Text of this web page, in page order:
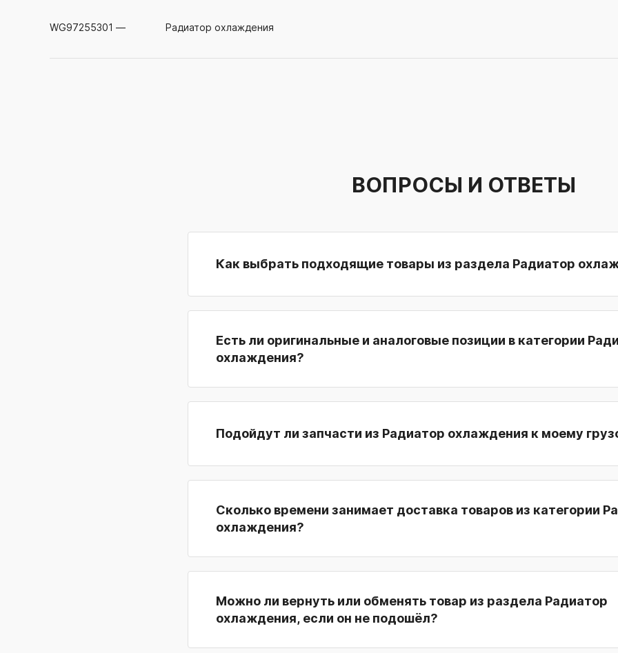
WG97255301 — Радиатор охлаждения
ВОПРОСЫ И ОТВЕТЫ
Как выбрать подходящие товары из раздела Радиатор
Есть ли оригинальные и аналоговые позиции в категории
охлаждения?
Подойдут ли запчасти из Радиатор охлаждения к моему
Сколько времени занимает доставка товаров из категории
охлаждения?
Можно ли вернуть или обменять товар из раздела Радиатор
охлаждения, если он не подошёл?